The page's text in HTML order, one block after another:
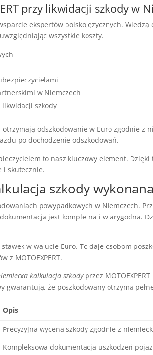
przy likwidacji szkody w
ekspertów polskojęzycznych. Wiedzą
wszystkie koszty.
w Niemczech
likwidacji szkody
odszkodowanie w Euro zgodnie z
po dochodzenie odszkodowań.
to nasz kluczowy element.
i skutecznie.
szkody
powypadkowych w Niemczech.
jest kompletna i wiarygodna.
w walucie Euro. To daje osobom
z MOTOEXPERT.
kalkulacja szkodyprzez
gwarantują, że poszkodowany otrzyma
Opis
Precyzyjna wycena szkody zgodnie z
Kompleksowa dokumentacja uszkodzeń